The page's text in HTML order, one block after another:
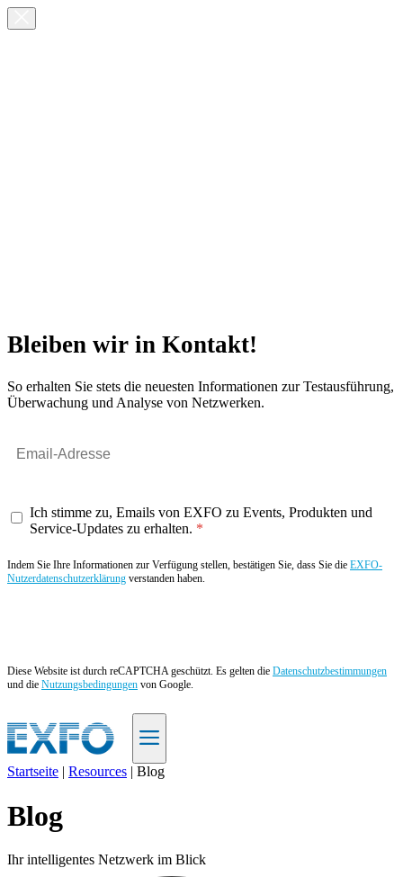
Bleiben wir in Kontakt!
So erhalten Sie stets die neuesten Informationen zur Testausführung,
Überwachung und Analyse von Netzwerken.
Ich stimme zu, Emails von EXFO zu Events, Produkten und
Service-Updates zu erhalten.
Indem Sie Ihre Informationen zur Verfügung stellen, bestätigen Sie, dass Sie die EXFO-
Nutzerdatenschutzerklärung verstanden haben.
Diese Website ist durch reCAPTCHA geschützt. Es gelten die Datenschutzbestimmungen
und die Nutzungsbedingungen von Google.
Produkte
Support
Startseite | Resources | Blog
Blog
Ihr intelligentes Netzwerk im Blick